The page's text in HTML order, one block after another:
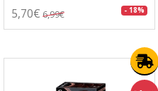
5,70€ 6,99€ - 18%